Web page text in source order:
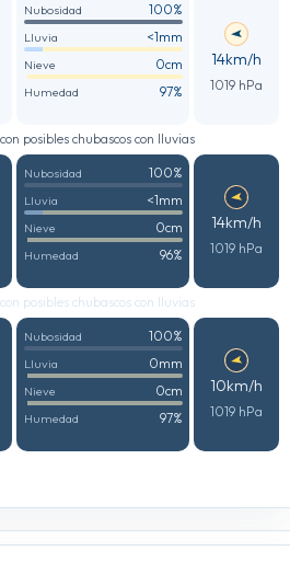
Nubosidad 100%
Lluvia <1mm
Nieve 0cm
Humedad 97%
14km/h
1019 hPa
posibles chubascos con lluvias
Nubosidad 100%
Lluvia <1mm
Nieve 0cm
Humedad 96%
14km/h
1019 hPa
posibles chubascos con lluvias
Nubosidad 100%
Lluvia 0mm
Nieve 0cm
Humedad 97%
10km/h
1019 hPa